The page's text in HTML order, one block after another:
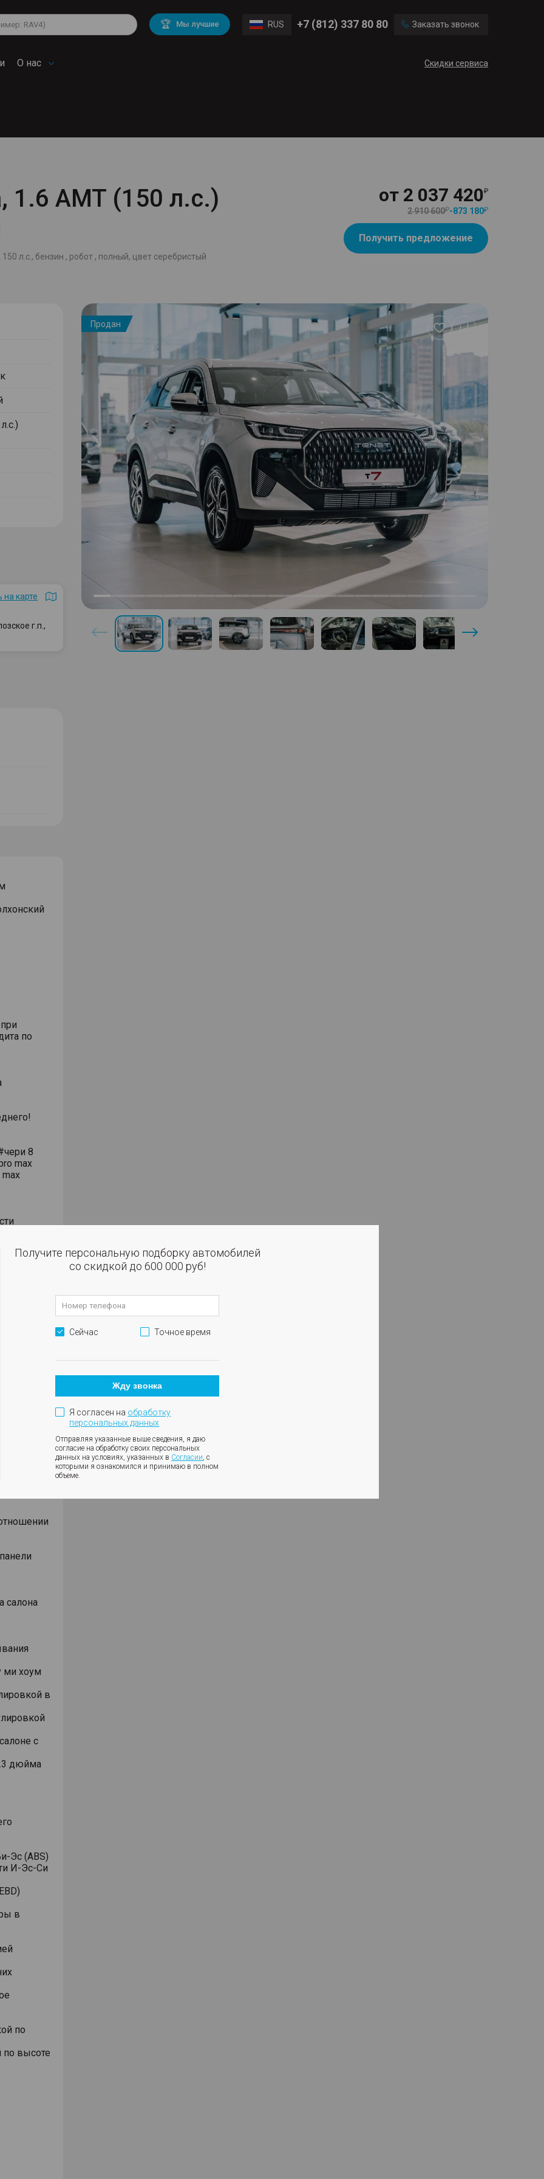
🏆 Мы лучшие RUS +7 (812) 337 80 80 Заказать звонок
О нас Скидки сервиса
Mitsubishi BMW
Mercedes Benz Volvo
1.6 AMT (150 л.с.)
л.с., бензин , робот , полный, цвет серебристый
от 2 037 420
2 910 600 -873 180
Получить предложение
на карте
г.п.,
по
8
max
с
салона
ми хоум
в
с
дюйма
Эс (ABS)
И-Эс-Си
в
по
по высоте
Продан
Добавить
в
избранное
Получите персональную подборку автомобилей
со скидкой до 600 000 руб!
Сейчас Точное время
Жду звонка
Я согласен на обработку
персональных данных
Отправляя указанные выше сведения, я даю
согласие на обработку своих персональных
данных на условиях, указанных в Согласии, с
которыми я ознакомился и принимаю в полном
объеме.